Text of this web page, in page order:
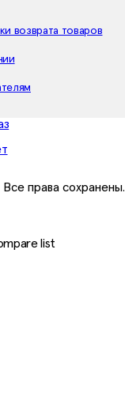
возврата товаров
права сохранены.
list